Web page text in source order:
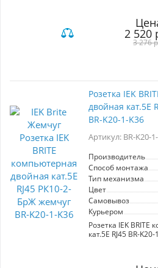
Она оснащена
позволяет
гаджетов с
цвете, который
интерьер.
USB-порта: A и C
пользователя: -
большинством
Эстетичный
различных стилей
долговечность от
производителя
выбор для дома и
и безопасную
2 520
3 276
Розетка IEK
двойная кат.5E
BR-K20-1-K36
Артикул: BR-K20-
Производитель
Способ монтажа
Тип механизма
Цвет
Самовывоз
Курьером
Розетка IEK
кат.5E RJ45 BR-
обеспечивает
высокую скорость